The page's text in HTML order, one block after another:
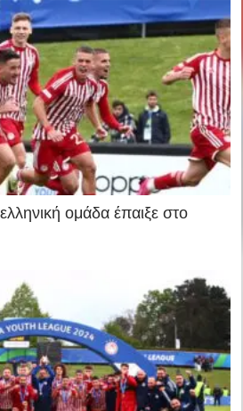
ομάδα έπαιξε στο